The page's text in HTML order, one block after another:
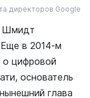
директоров Google
Шмидт
Еще в 2014-м
о цифровой
основатель
глава